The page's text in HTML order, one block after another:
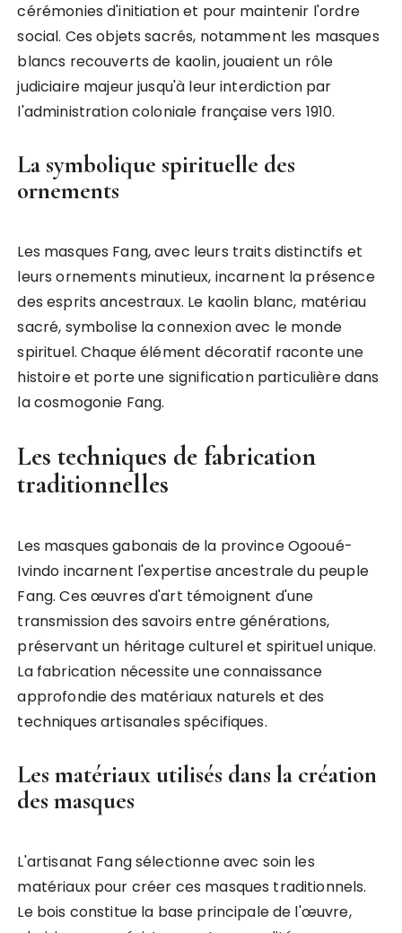
cérémonies d'initiation et pour maintenir l'ordre
social. Ces objets sacrés, notamment les masques
blancs recouverts de kaolin, jouaient un rôle
judiciaire majeur jusqu'à leur interdiction par
l'administration coloniale française vers 1910.
La symbolique spirituelle des
ornements
Les masques Fang, avec leurs traits distinctifs et
leurs ornements minutieux, incarnent la présence
des esprits ancestraux. Le kaolin blanc, matériau
sacré, symbolise la connexion avec le monde
spirituel. Chaque élément décoratif raconte une
histoire et porte une signification particulière dans
la cosmogonie Fang.
Les techniques de fabrication
traditionnelles
Les masques gabonais de la province Ogooué-
Ivindo incarnent l'expertise ancestrale du peuple
Fang. Ces œuvres d'art témoignent d'une
transmission des savoirs entre générations,
préservant un héritage culturel et spirituel unique.
La fabrication nécessite une connaissance
approfondie des matériaux naturels et des
techniques artisanales spécifiques.
Les matériaux utilisés dans la création
des masques
L'artisanat Fang sélectionne avec soin les
matériaux pour créer ces masques traditionnels.
Le bois constitue la base principale de l'œuvre,